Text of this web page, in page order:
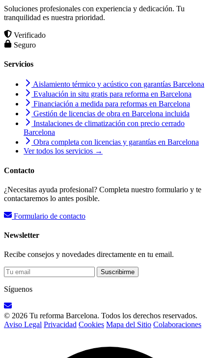
Soluciones profesionales con experiencia y dedicación. Tu
tranquilidad es nuestra prioridad.
Verificado
Seguro
Servicios
Aislamiento térmico y acústico con garantías Barcelona
Evaluación in situ gratis para reforma en Barcelona
Financiación a medida para reformas en Barcelona
Gestión de licencias de obra en Barcelona incluida
Instalaciones de climatización con precio cerrado
Barcelona
Obra completa con licencias y garantías en Barcelona
Ver todos los servicios →
Contacto
¿Necesitas ayuda profesional? Completa nuestro formulario y te
contactaremos lo antes posible.
Formulario de contacto
Newsletter
Recibe consejos y novedades directamente en tu email.
Suscribirme
Síguenos
© 2026 Tu reforma Barcelona. Todos los derechos reservados.
Aviso Legal Privacidad Cookies Mapa del Sitio Colaboraciones